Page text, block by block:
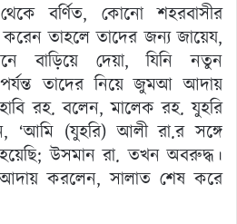
বর্ণিত, কোনো শহরবাসীর
তাহলে তাদের জন্য জায়েয,
বাড়িয়ে দেয়া, যিনি নতুন
তাদের নিয়ে জুমআ আদায়
রহ. বলেন, মালেক রহ. যুহরি
‘আমি (যুহরি) আলী রা.র সঙ্গে
উসমান রা. তখন অবরুদ্ধ।
করলেন, সালাত শেষ করে